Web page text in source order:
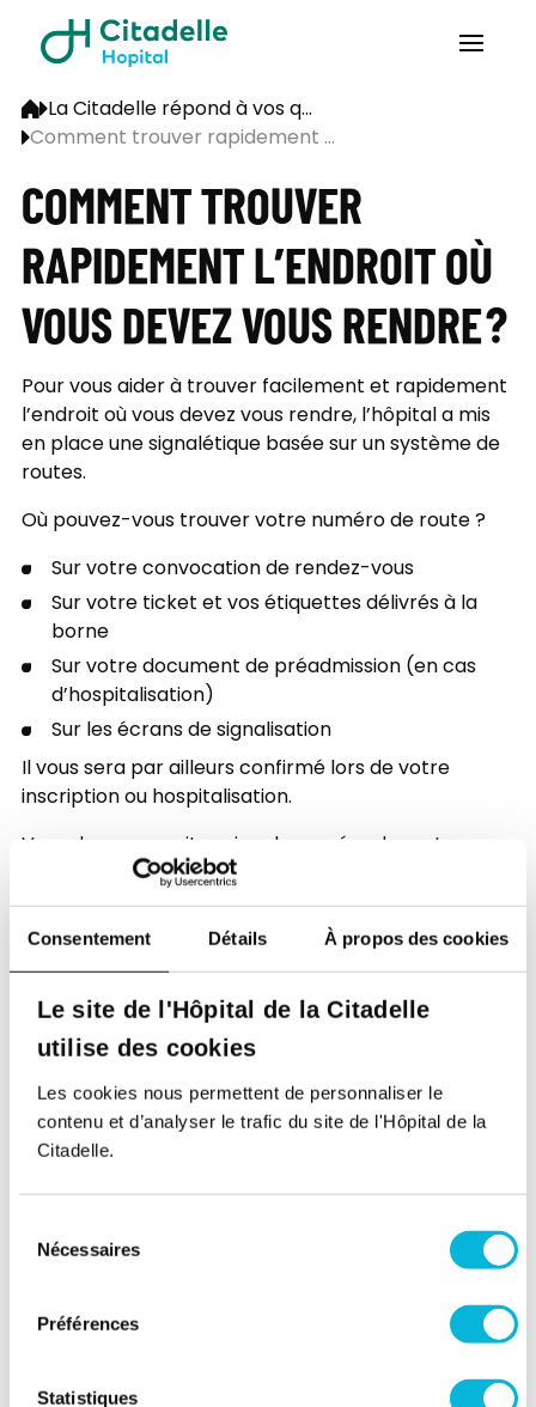
Consentement Détails À propos des cookies
Le site de l'Hôpital de la Citadelle
utilise des cookies
Les cookies nous permettent de personnaliser le
contenu et d’analyser le trafic du site de l'Hôpital de la
Citadelle.
Nécessaires
Préférences
Statistiques
La Citadelle répond à vos q...
Comment trouver rapidement ...
COMMENT TROUVER
RAPIDEMENT L’ENDROIT OÙ
VOUS DEVEZ VOUS RENDRE ?
Pour vous aider à trouver facilement et rapidement
l’endroit où vous devez vous rendre, l’hôpital a mis
en place une signalétique basée sur un système de
routes.
Où pouvez-vous trouver votre numéro de route ?
Sur votre convocation de rendez-vous
Sur votre ticket et vos étiquettes délivrés à la
borne
Sur votre document de préadmission (en cas
d’hospitalisation)
Sur les écrans de signalisation
Il vous sera par ailleurs confirmé lors de votre
inscription ou hospitalisation.
Vous devrez ensuite suivre le numéro de route
jusqu’au panneau d’arrivée dans le Service.
Vous êtes perdu ? Rendez-vous à l’accueil dans le
hall d’entrée.
Soutenez notre Fondation
financer des projets qui améliorent
directement le bien-être des patients et